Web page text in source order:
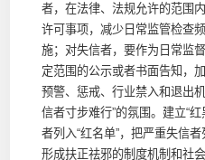
者，在法律、法规允许的范围
许可事项，减少日常监管检查
施；对失信者，要作为日常监
定范围的公示或者书面告知，
预警、惩戒、行业禁入和退出
信者寸步难行”的氛围。建立“
者列入“红名单”，把严重失信者
形成扶正祛邪的制度机制和社会